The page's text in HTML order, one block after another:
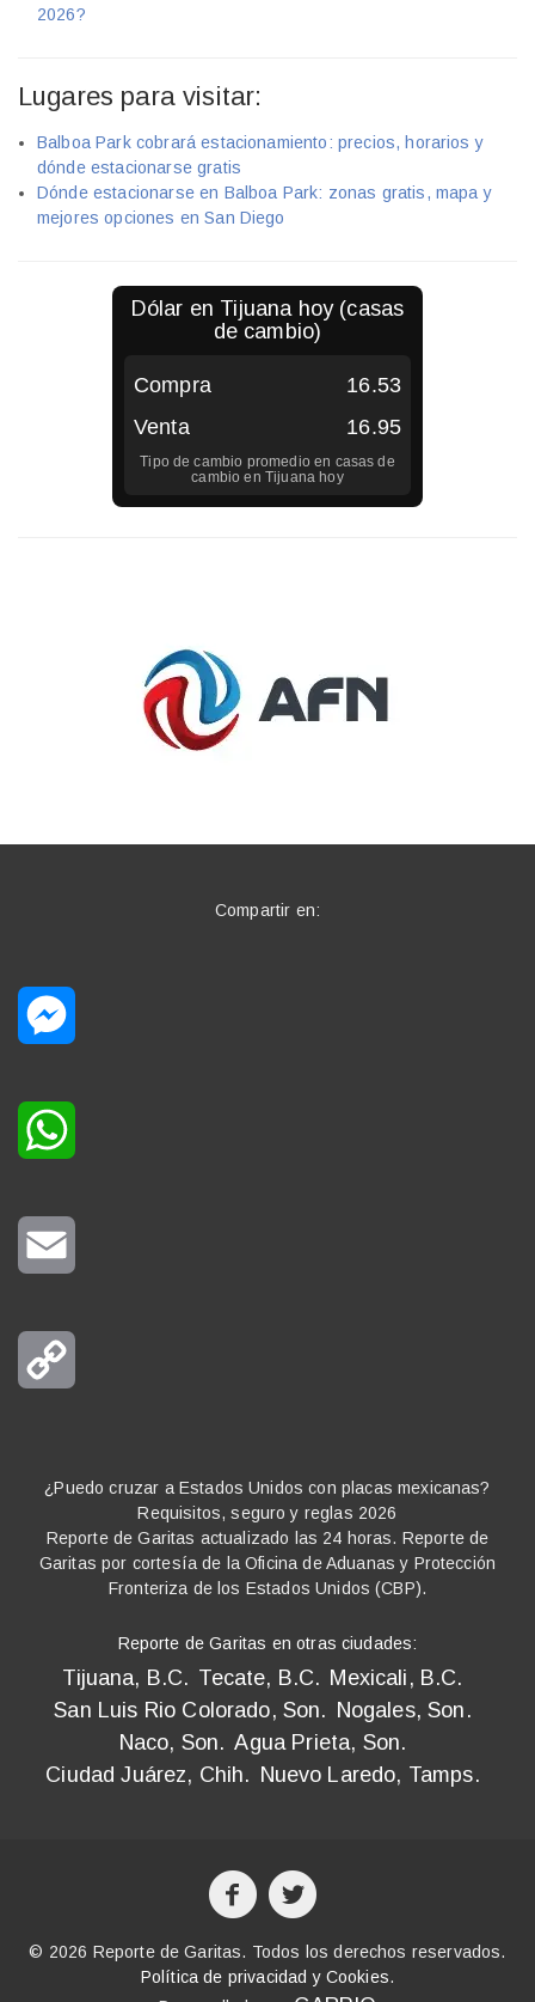
2026?
Lugares para visitar:
Balboa Park cobrará estacionamiento: precios, horarios y
dónde estacionarse gratis
Dónde estacionarse en Balboa Park: zonas gratis, mapa y
mejores opciones en San Diego
Dólar en Tijuanahoy (casas
de cambio)
Compra
16.53
Venta
16.95
Tipo de cambio promedio en casas de
cambio en Tijuana hoy
Compartir en:
¿Puedo cruzar a Estados Unidos con placas mexicanas?
Requisitos, seguro y reglas 2026
Reporte de Garitas actualizado las 24 horas. Reporte de
Garitas por cortesía de la Oficina de Aduanas y Protección
Fronteriza de los Estados Unidos (CBP).
Reporte de Garitas en otras ciudades:
Tijuana, B.C. Tecate, B.C. Mexicali, B.C.
San Luis Rio Colorado, Son. Nogales, Son.
Naco, Son. Agua Prieta, Son.
Ciudad Juárez, Chih. Nuevo Laredo, Tamps.
© 2026 Reporte de Garitas. Todos los derechos reservados.
Política de privacidad y Cookies.